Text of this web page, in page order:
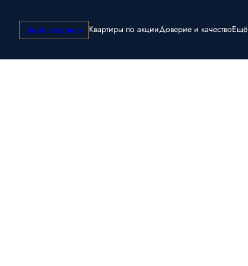
Выбор квартир Квартиры по акцииДоверие и качествоЕщё